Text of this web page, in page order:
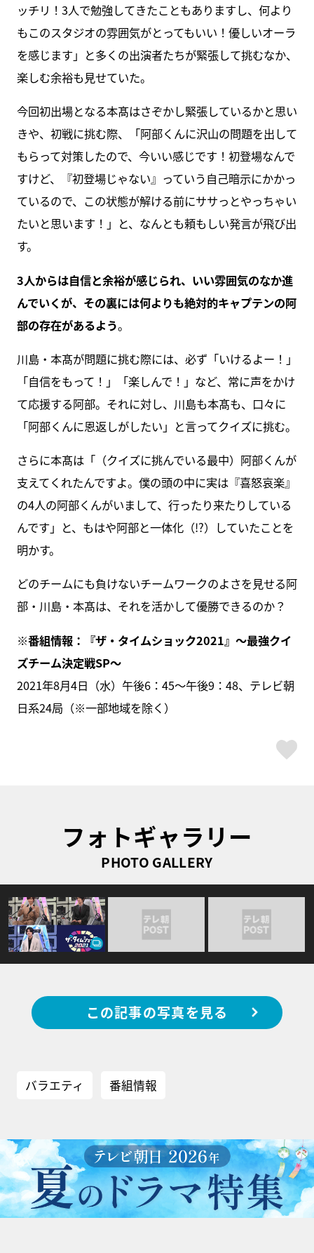
ッチリ！3人で勉強してきたこともありますし、何より
もこのスタジオの雰囲気がとってもいい！優しいオーラ
を感じます」と多くの出演者たちが緊張して挑むなか、
楽しむ余裕も見せていた。
今回初出場となる本髙はさぞかし緊張しているかと思い
きや、初戦に挑む際、「阿部くんに沢山の問題を出して
もらって対策したので、今いい感じです！初登場なんで
すけど、『初登場じゃない』っていう自己暗示にかかっ
ているので、この状態が解ける前にササっとやっちゃい
たいと思います！」と、なんとも頼もしい発言が飛び出
す。
3人からは自信と余裕が感じられ、いい雰囲気のなか進
んでいくが、その裏には何よりも絶対的キャプテンの阿
部の存在があるよう。
川島・本髙が問題に挑む際には、必ず「いけるよー！」
「自信をもって！」「楽しんで！」など、常に声をかけ
て応援する阿部。それに対し、川島も本髙も、口々に
「阿部くんに恩返しがしたい」と言ってクイズに挑む。
さらに本髙は「（クイズに挑んでいる最中）阿部くんが
支えてくれたんですよ。僕の頭の中に実は『喜怒哀楽』
の4人の阿部くんがいまして、行ったり来たりしている
んです」と、もはや阿部と一体化（!?）していたことを
明かす。
どのチームにも負けないチームワークのよさを見せる阿
部・川島・本髙は、それを活かして優勝できるのか？
※番組情報：『ザ・タイムショック2021』～最強クイ
ズチーム決定戦SP～
2021年8月4日（水）午後6：45〜午後9：48、テレビ朝
日系24局（※一部地域を除く）
フォトギャラリー
PHOTO GALLERY
この記事の写真を見る
バラエティ 番組情報